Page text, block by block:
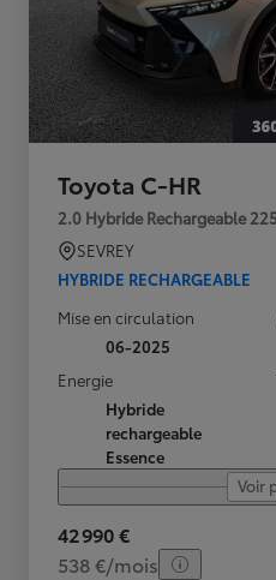
Toyota C-HR
2.0 Hybride Rechargeable
SEVREY
HYBRIDE RECHARGEABLE
Mise en circulation
06-2025
Energie
Hybride
rechargeable
Essence
Voir
42 990 €
538 €/mois